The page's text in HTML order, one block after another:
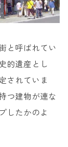
と呼ばれてい
的遺産とし
されていま
つ建物が連な
したかのよ